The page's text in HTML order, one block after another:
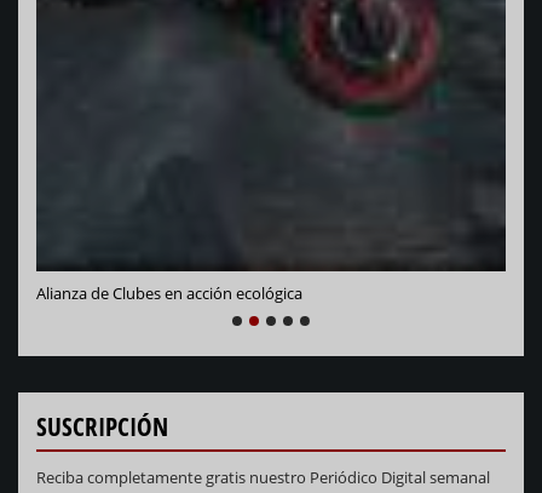
Alianza de Clubes en acción ecológica
PREVIOUS
SUSCRIPCIÓN
Reciba completamente gratis nuestro Periódico Digital semanal